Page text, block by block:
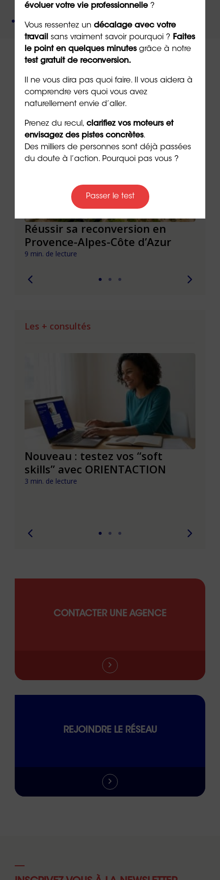
psychologie,
Un organisme de formation
certifié QUALIOPI
À lire sur le même thème
Réussir sa reconversion en
Provence-Alpes-Côte d’Azur
9 min. de lecture
Les + consultés
Nouveau : testez vos “soft
skills” avec ORIENTACTION
3 min. de lecture
CONTACTER UNE AGENCE
REJOINDRE LE RÉSEAU
évoluer votre vie professionnelle?
Vous ressentez un décalage avec votre
travail sans vraiment savoir pourquoi ? Faites
le point en quelques minutesgrâce à notre
test gratuit de reconversion.
Il ne vous dira pas quoi faire. Il vous aidera à
comprendre vers quoi vous avez
naturellement envie d’aller.
Prenez du recul, clarifiez vos moteurs et
envisagez des pistes concrètes.
Des milliers de personnes sont déjà passées
du doute à l’action. Pourquoi pas vous ?
Passer le test